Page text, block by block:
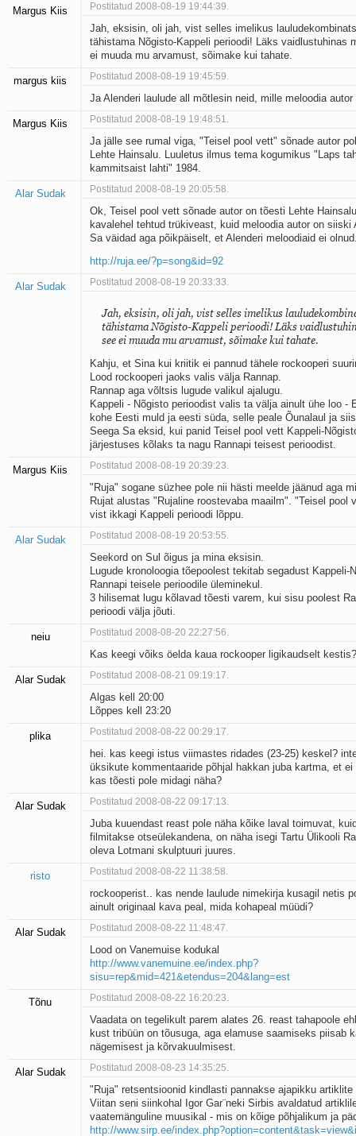
Margus Kiis Postitatud 2008-08-19 19:44:39.
Jah, eksisin, oli jah, vist selles imelikus
tähistama Nõgisto-Kappeli perioodi! Läks vaidlustuhinas
ei muuda mu arvamust, sõimake kui tahate.
margus kiis Postitatud 2008-08-19 19:45:59.
Ja Alenderi laulude all mõtlesin neid, mille meloodia autor
Margus Kiis Postitatud 2008-08-19 19:48:51.
Ja jälle see rumal viga, "Teisel pool vett" sõnade autor
Lehte Hainsalu. Luuletus ilmus tema kogumikus "Laps
kammitsaist lahti" 1984.
Alar Sudak Postitatud 2008-08-19 20:05:58.
Ok, Teisel pool vett sõnade autor on tõesti Lehte
kavalehel tehtud trükiveast, kuid meloodia autor on siiski
Sa väidad aga põikpäiselt, et Alenderi meloodiaid ei
http://ruja.ee/?p=song&id=92
Alar Sudak Postitatud 2008-08-19 20:33:33.
Jah, eksisin, oli jah, vist selles imelikus
tähistama Nõgisto-Kappeli perioodi! Läks
see ei muuda mu arvamust, sõimake kui tahate.
Kahju, et Sina kui kriitik ei pannud tähele rockooperi
Lood rockooperi jaoks valis välja Rannap.
Rannap aga võltsis lugude valikul ajalugu.
Kappeli - Nõgisto perioodist valis ta välja ainult ühe loo -
kohe Eesti muld ja eesti süda, selle peale Õunalaul ja
Seega Sa eksid, kui panid Teisel pool vett Kappeli-
järjestuses kõlaks ta nagu Rannapi teisest perioodist.
Margus Kiis Postitatud 2008-08-19 20:39:23.
"Ruja" sogane süzhee pole nii hästi meelde jäänud aga
Rujat alustas "Rujaline roostevaba maailm". "Teisel pool
vist ikkagi Kappeli perioodi lõppu.
Alar Sudak Postitatud 2008-08-19 20:53:55.
Seekord on Sul õigus ja mina eksisin.
Lugude kronoloogia tõepoolest tekitab segadust Kappeli-
Rannapi teisele perioodile üleminekul.
3 hilisemat lugu kõlavad tõesti varem, kui sisu poolest
perioodi välja jõuti.
neiu Postitatud 2008-08-20 22:27:56.
Kas keegi võiks öelda kaua rockooper ligikaudselt kestis?
Alar Sudak Postitatud 2008-08-21 09:19:17.
Algas kell 20:00
Lõppes kell 23:20
plika Postitatud 2008-08-22 00:29:17.
hei. kas keegi istus viimastes ridades (23-25) keskel?
üksikute kommentaaride põhjal hakkan juba kartma, et
kas tõesti pole midagi näha?
Alar Sudak Postitatud 2008-08-22 09:17:13.
Juba kuuendast reast pole näha kõike laval toimuvat,
filmitakse otseülekandena, on näha isegi Tartu Ülikooli
oleva Lotmani skulptuuri juures.
risto Postitatud 2008-08-22 11:38:58.
rockooperist.. kas nende laulude nimekirja kusagil netis
ainult originaal kava peal, mida kohapeal müüdi?
Alar Sudak Postitatud 2008-08-22 11:48:47.
Lood on Vanemuise kodukal
http://www.vanemuine.ee/index.php?
sisu=rep&mid=421&etendus=204&lang=est
Tõnu Postitatud 2008-08-22 16:20:23.
Vaadata on tegelikult parem alates 26. reast tahapoole
kust tribüün on tõusuga, aga elamuse saamiseks piisab
nägemisest ja kõrvakuulmisest.
Alar Sudak Postitatud 2008-08-23 14:35:25.
"Ruja" retsentsioonid kindlasti pannakse ajapikku artiklite
Viitan seni siinkohal Igor Gar¨neki Sirbis avaldatud
vaatemänguline muusikal - mis on kõige põhjalikum ja
http://www.sirp.ee/